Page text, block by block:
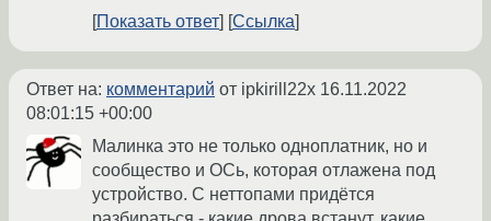
Показать ответ
Ссылка
Ответ на: комментарий от ipkirill22x 16.11.2022
08:01:15 +00:00
Малинка это не только одноплатник, но и
сообщество и ОСь, которая отлажена под
устройство. С неттопами придётся